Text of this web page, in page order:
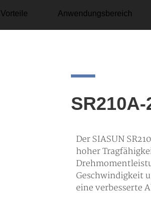
Vorteile Anwendungsbereich
SR210A-
Der SIASUN
hoher
Geschwindigkeit
eine verbesserte